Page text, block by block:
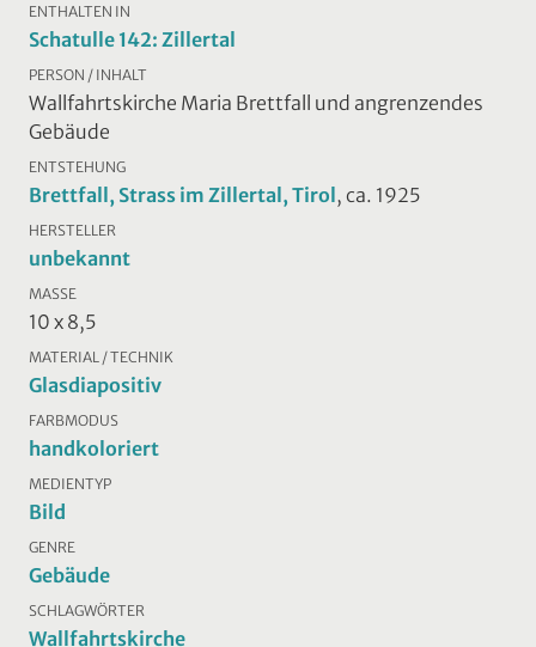
ENTHALTEN IN
Schatulle 142: Zillertal
PERSON / INHALT
Wallfahrtskirche Maria Brettfall und angrenzendes
Gebäude
ENTSTEHUNG
Brettfall, Strass im Zillertal, Tirol, ca. 1925
HERSTELLER
unbekannt
MASSE
10 x 8,5
MATERIAL / TECHNIK
Glasdiapositiv
FARBMODUS
handkoloriert
MEDIENTYP
Bild
GENRE
Gebäude
SCHLAGWÖRTER
Wallfahrtskirche